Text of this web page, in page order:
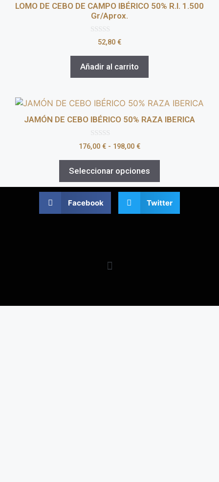
LOMO DE CEBO DE CAMPO IBÉRICO 50% R.I. 1.500
Gr/Aprox.
52,80 €
Añadir al carrito
JAMÓN DE CEBO IBÉRICO 50% RAZA IBERICA
0
d
176,00 € - 198,00 €
Seleccionar opciones
Facebook Twitter